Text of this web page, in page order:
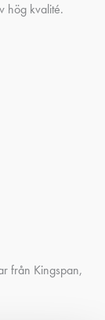
hög kvalité.
från Kingspan,